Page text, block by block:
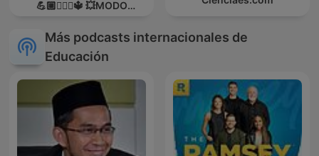
💪🏼🏋🏻‍♀🔱 💥MODO
Más podcasts internacionales de
Educación